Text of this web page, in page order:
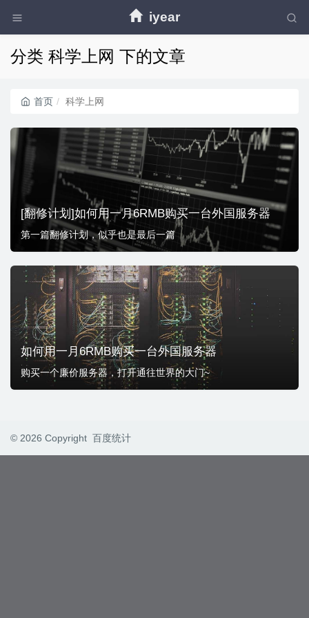
iyear
分类 科学上网 下的文章
首页 科学上网
[翻修计划]如何用一月6RMB购买一台外国服务器
第一篇翻修计划，似乎也是最后一篇
如何用一月6RMB购买一台外国服务器
购买一个廉价服务器，打开通往世界的大门~
© 2026 Copyright 百度统计